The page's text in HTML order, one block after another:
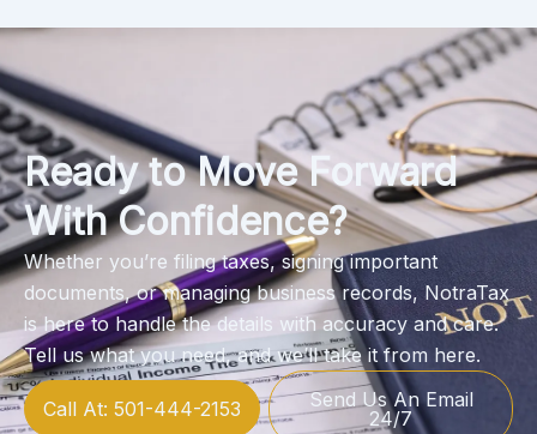
Ready to Move Forward
With Confidence?
Whether you’re filing taxes, signing important
documents, or managing business records, NotraTax
is here to handle the details with accuracy and care.
Tell us what you need, and we’ll take it from here.
Call At: 501-444-2153
Send Us An Email
24/7